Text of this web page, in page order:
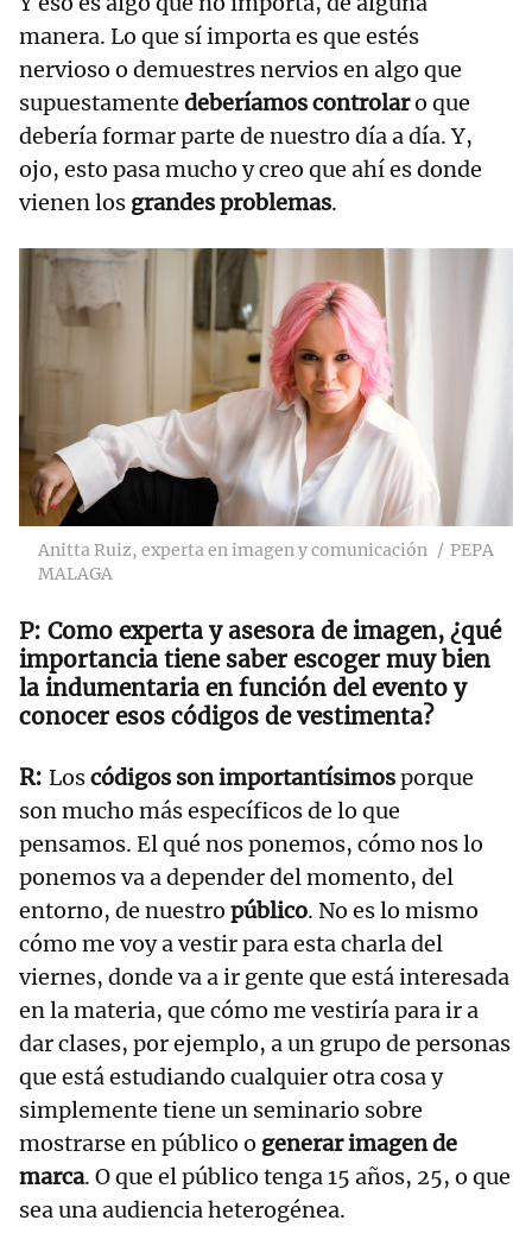
manera. Lo que sí importa es que estés
nervioso o demuestres nervios en algo que
supuestamente deberíamos controlaro que
debería formar parte de nuestro día a día. Y,
ojo, esto pasa mucho y creo que ahí es donde
vienen los grandes problemas.
Anitta Ruiz, experta en imagen y comunicación
PEPA
MALAGA
Como experta y asesora de imagen, ¿qué
importancia tiene saber escoger muy bien
la indumentaria en función del evento y
conocer esos códigos de vestimenta?
Loscódigos son importantísimosporque
son mucho más específicos de lo que
pensamos. El qué nos ponemos, cómo nos lo
ponemos va a depender del momento, del
entorno, de nuestro público. No es lo mismo
cómo me voy a vestir para esta charla del
viernes, donde va a ir gente que está interesada
en la materia, que cómo me vestiría para ir a
dar clases, por ejemplo, a un grupo de personas
que está estudiando cualquier otra cosa y
simplemente tiene un seminario sobre
mostrarse en público o generar imagen de
marca. O que el público tenga 15 años, 25, o que
sea una audiencia heterogénea.